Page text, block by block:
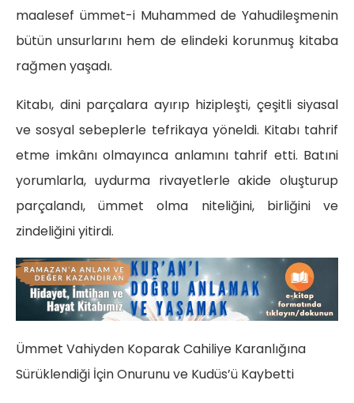
maalesef ümmet-i Muhammed de Yahudileşmenin
bütün unsurlarını hem de elindeki korunmuş kitaba
rağmen yaşadı.
Kitabı, dini parçalara ayırıp hizipleşti, çeşitli siyasal
ve sosyal sebeplerle tefrikaya yöneldi. Kitabı tahrif
etme imkânı olmayınca anlamını tahrif etti. Batıni
yorumlarla, uydurma rivayetlerle akide oluşturup
parçalandı, ümmet olma niteliğini, birliğini ve
zindeliğini yitirdi.
Ümmet Vahiyden Koparak Cahiliye Karanlığına
Sürüklendiği İçin Onurunu ve Kudüs’ü Kaybetti